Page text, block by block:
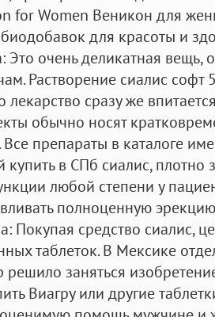
for Women Веникон для
для красоты и
очень деликатная вещь,
Растворение сиалис софт
лекарство сразу же
обычно носят
препараты в каталоге
купить в СПб сиалис,
любой степени у
полноценную
средство сиалис,
таблеток. В Мексике
заняться
Виагру или другие